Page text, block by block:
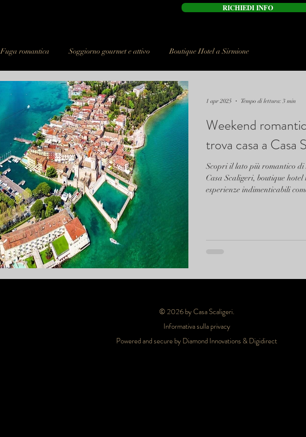
RICHIEDI INFO
Fuga romantica Soggiorno gourmet e attivo Boutique Hotel a Sirmione
Weekend
trova casa a Casa
Scopri il lato più romantico di
Casa Scaligeri, boutique
esperienze indimenticabili
1 apr 2025 Tempo di lettura: 3 min
© 2026 by Casa Scaligeri.
Informativa sulla privacy
Powered and secure by Diamond Innovations & Digidirect